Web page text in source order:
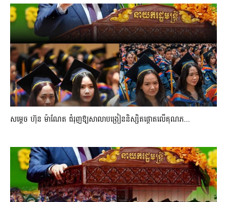
សម្តេច ហ៊ុន ម៉ាណែត ជំរុញឱ្យសាលាបង្រៀននិស្សិតផ្តោតលើគុណភ...